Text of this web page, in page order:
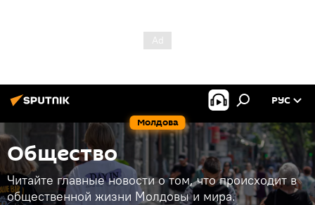
Молдова
РУС
Общество
Читайте главные новости о том, что происходит в
общественной жизни Молдовы и мира.